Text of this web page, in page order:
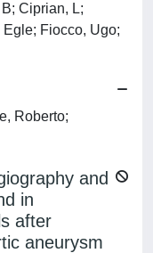
Ciprian, L;
Fiocco, Ugo;
Roberto;
and
in
after
aneurysm